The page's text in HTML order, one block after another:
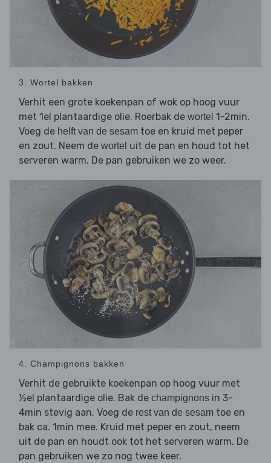
3. Wortel bakken
Verhit een grote koekenpan of wok op hoog vuur
met 1el plantaardige olie. Roerbak de wortel 1-2min.
Voeg de helft van de sesam toe en kruid met peper
en zout. Neem de wortel uit de pan en houd tot het
serveren warm. De pan gebruiken we zo weer.
4. Champignons bakken
Verhit de gebruikte koekenpan op hoog vuur met
½el plantaardige olie. Bak de champignons in 3-
4min stevig aan. Voeg de rest van de sesam toe en
bak ca. 1min mee. Kruid met peper en zout, neem
uit de pan en houdt ook tot het serveren warm. De
pan gebruiken we zo nog twee keer.